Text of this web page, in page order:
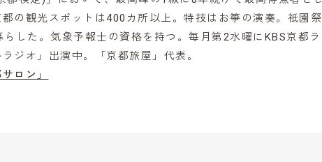
の観光スポットは400カ所以上。特技はお箏の演奏。祇園
した。気象予報士の資格を持つ。毎月第2水曜にKBS京都ラ
ジオ」出演中。「京都旅屋」代表。
ロン」